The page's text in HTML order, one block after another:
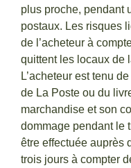
plus proche, pendant
postaux. Les risques
de l’acheteur à
quittent les locaux de
L’acheteur est tenu
de La Poste ou du
marchandise et son
dommage pendant le
être effectuée auprès
trois jours à compter